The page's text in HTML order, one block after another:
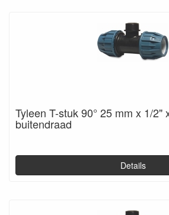
Tyleen T-stuk 90° 25 mm x 1/2"
buitendraad
Details